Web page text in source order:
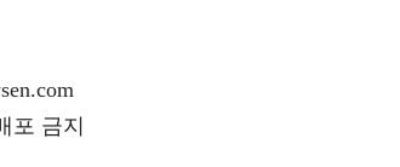
포 금지